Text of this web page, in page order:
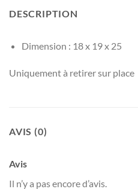
DESCRIPTION
Dimension : 18 x 19 x 25
Uniquement à retirer sur place
AVIS (0)
Avis
Il n’y a pas encore d’avis.